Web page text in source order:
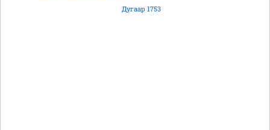
Дугаар 1753